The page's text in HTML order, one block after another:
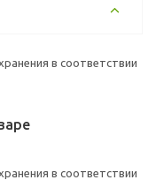
в соответствии
в соответствии